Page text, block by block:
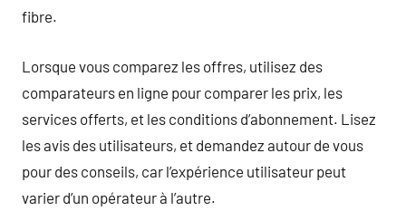
fibre.
Lorsque vous comparez les offres, utilisez des
comparateurs en ligne pour comparer les prix, les
services offerts, et les conditions d’abonnement. Lisez
les avis des utilisateurs, et demandez autour de vous
pour des conseils, car l’expérience utilisateur peut
varier d’un opérateur à l’autre.